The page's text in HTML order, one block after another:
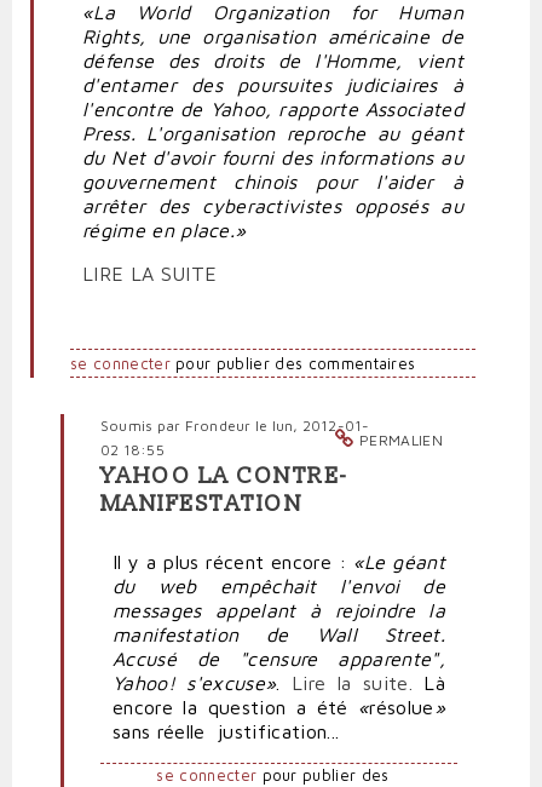
«La World Organization for Human
Rights, une organisation américaine de
défense des droits de l'Homme, vient
d'entamer des poursuites judiciaires à
l'encontre de Yahoo, rapporte Associated
Press. L'organisation reproche au géant
du Net d'avoir fourni des informations au
gouvernement chinois pour l'aider à
arrêter des cyberactivistes opposés au
régime en place.»
LIRE LA SUITE
se connecterpour publier des commentaires
PERMALIEN
Soumis par Frondeur le lun, 2012-01-
02 18:55
En
réponse
Yahoo
bel
et
bien
«la
réputation
d'un
YAHOO LA CONTRE-
MANIFESTATION
Il y a plus récent encore : «Le géant
du web empêchait l'envoi de
messages appelant à rejoindre la
manifestation de Wall Street.
Accusé de "censure apparente",
Yahoo! s'excuse». Lire la suite.
Là
encore la question a été «résolue»
sans réelle justification...
se connecter pour publier des